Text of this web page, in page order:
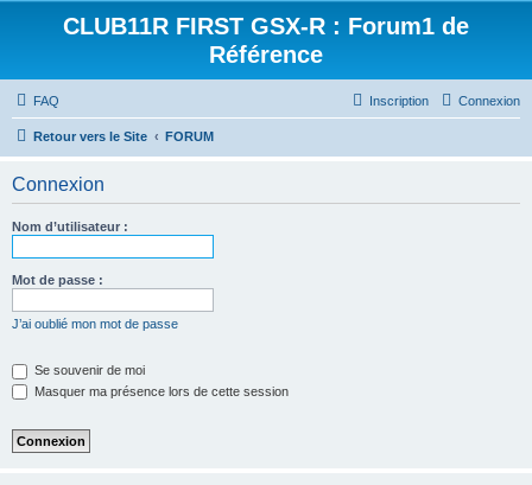
CLUB11R FIRST GSX-R : Forum1 de
Référence
FAQ Connexion
Inscription
Retour vers le Site FORUM
Connexion
Nom d’utilisateur :
Mot de passe :
J’ai oublié mon mot de passe
Se souvenir de moi
Masquer ma présence lors de cette session